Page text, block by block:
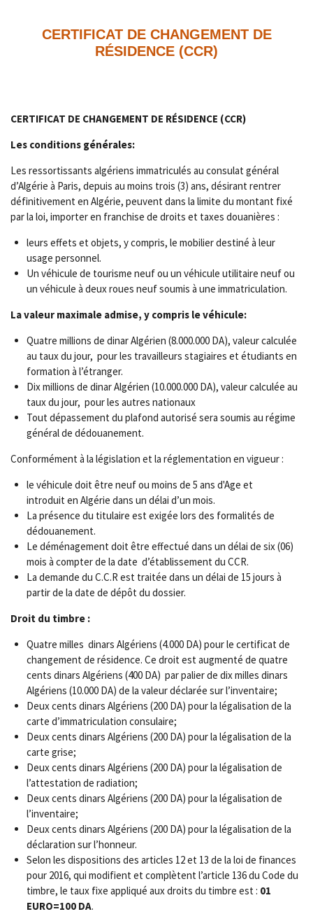
CERTIFICAT DE CHANGEMENT DE
RÉSIDENCE (CCR)
CERTIFICAT DE CHANGEMENT DE RÉSIDENCE (CCR)
Les conditions générales:
Les ressortissants algériens immatriculés au consulat général
d’Algérie à Paris, depuis au moins trois (3) ans, désirant rentrer
définitivement en Algérie, peuvent dans la limite du montant fixé
par la loi, importer en franchise de droits et taxes douanières :
leurs effets et objets, y compris, le mobilier destiné à leur
usage personnel.
Un véhicule de tourisme neuf ou un véhicule utilitaire neuf ou
un véhicule à deux roues neuf soumis à une immatriculation.
La valeur maximale admise, y compris le véhicule:
Quatre millions de dinar Algérien (8.000.000 DA), valeur calculée
au taux du jour, pour les travailleurs stagiaires et étudiants en
formation à l’étranger.
Dix millions de dinar Algérien (10.000.000 DA), valeur calculée au
taux du jour, pour les autres nationaux
Tout dépassement du plafond autorisé sera soumis au régime
général de dédouanement.
Conformément à la législation et la réglementation en vigueur :
le véhicule doit être neuf ou moins de 5 ans d'Age et
introduit en Algérie dans un délai d’un mois.
La présence du titulaire est exigée lors des formalités de
dédouanement.
Le déménagement doit être effectué dans un délai de six (06)
mois à compter de la date d’établissement du CCR.
La demande du C.C.R est traitée dans un délai de 15 jours à
partir de la date de dépôt du dossier.
Droit du timbre :
Quatre milles dinars Algériens (4.000 DA) pour le certificat de
changement de résidence. Ce droit est augmenté de quatre
cents dinars Algériens (400 DA) par palier de dix milles dinars
Algériens (10.000 DA) de la valeur déclarée sur l’inventaire;
Deux cents dinars Algériens (200 DA) pour la légalisation de la
carte d’immatriculation consulaire;
Deux cents dinars Algériens (200 DA) pour la légalisation de la
carte grise;
Deux cents dinars Algériens (200 DA) pour la légalisation de
l’attestation de radiation;
Deux cents dinars Algériens (200 DA) pour la légalisation de
l’inventaire;
Deux cents dinars Algériens (200 DA) pour la légalisation de la
déclaration sur l’honneur.
Selon les dispositions des articles 12 et 13 de la loi de finances
pour 2016, qui modifient et complètent l’article 136 du Code du
timbre, le taux fixe appliqué aux droits du timbre est : 01
EURO=100 DA.